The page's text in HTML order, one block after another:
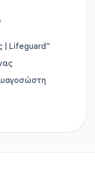
| Lifeguard”